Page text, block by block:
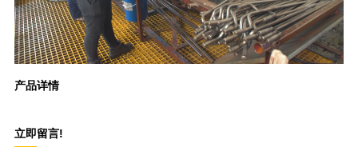
产品详情
立即留言!